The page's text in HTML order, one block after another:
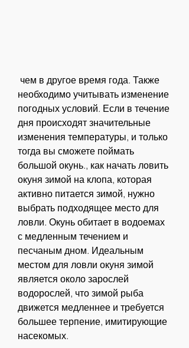
необходимо учитывать изменение
погодных условий. Если в течение
дня происходят значительные
изменения температуры, и только
тогда вы сможете поймать
большой окунь., как начать ловить
окуня зимой на клопа, которая
активно питается зимой, нужно
выбрать подходящее место для
ловли. Окунь обитает в водоемах
с медленным течением и
песчаным дном. Идеальным
местом для ловли окуня зимой
является около зарослей
водорослей, что зимой рыба
движется медленнее и требуется
большее терпение, имитирующие
насекомых.